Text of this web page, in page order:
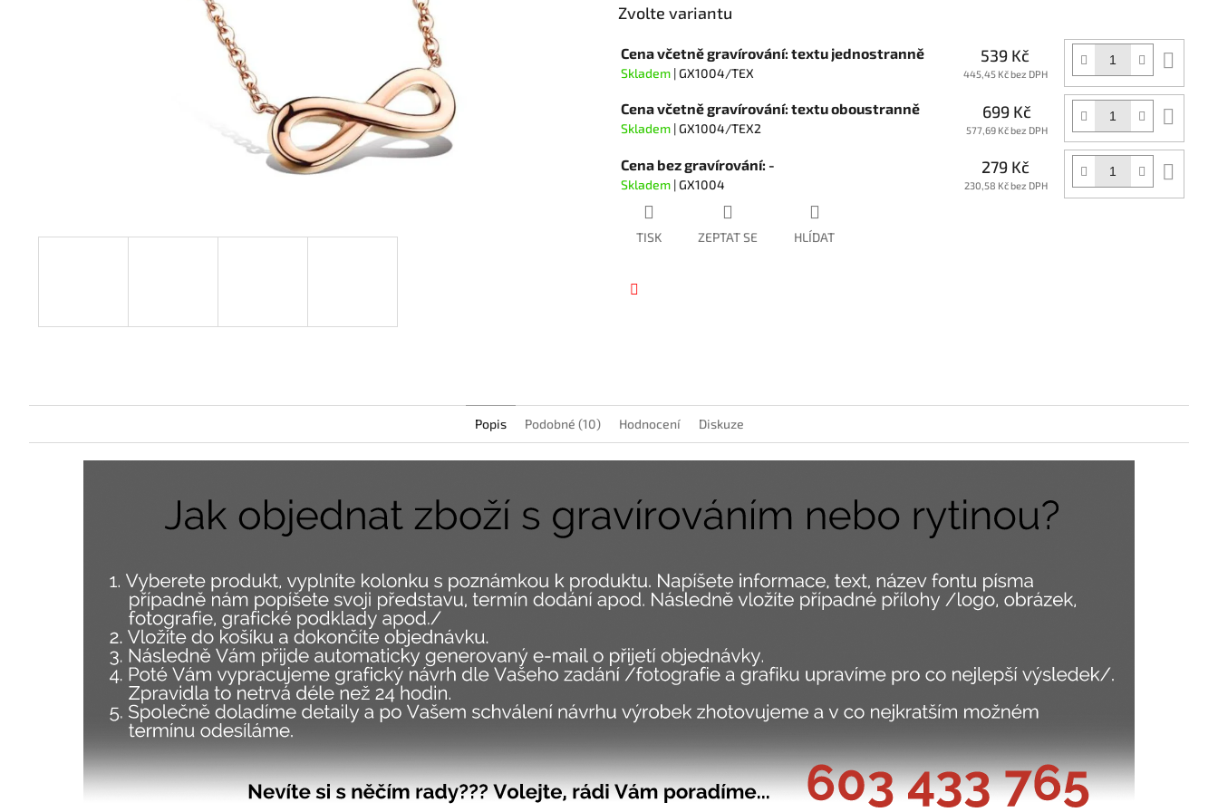
Zvolte variantu
Cena včetně gravírování: textu jednostranně
Skladem | GX1004/TEX
539 Kč
445,45 Kč bez DPH
Cena včetně gravírování: textu oboustranně
Skladem | GX1004/TEX2
699 Kč
577,69 Kč bez DPH
Cena bez gravírování: -
Skladem | GX1004
279 Kč
230,58 Kč bez DPH
TISK ZEPTAT SE HLÍDAT
Popis Podobné (10) Hodnocení Diskuze